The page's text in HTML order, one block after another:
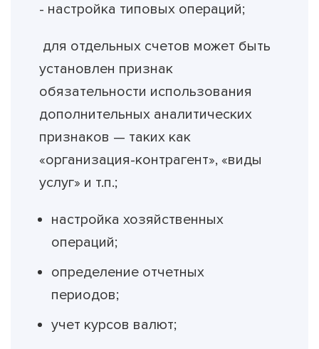
- настройка типовых операций;
для отдельных счетов может быть
установлен признак
обязательности использования
дополнительных аналитических
признаков — таких как
«организация-контрагент», «виды
услуг» и т.п.;
настройка хозяйственных
операций;
определение отчетных
периодов;
учет курсов валют;